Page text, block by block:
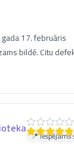
17. februāris
bildē. Citu
📍